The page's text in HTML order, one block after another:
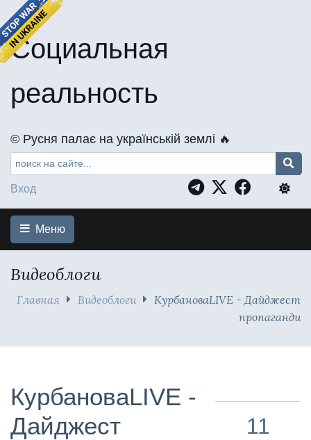
Социальная
реальность
©️ Русня палає на українській землі 🔥
Вход
Меню
Видеоблоги
Главная Видеоблоги
КурбановаLIVE - Дайджест
пропаганди
КурбановаLIVE -
Дайджест
11